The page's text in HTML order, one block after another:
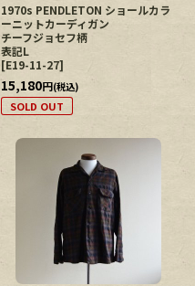
1970s PENDLETON ショールカラ
ーニットカーディガン
チーフジョセフ柄
表記L
[E19-11-27]
15,180円(税込)
SOLD OUT